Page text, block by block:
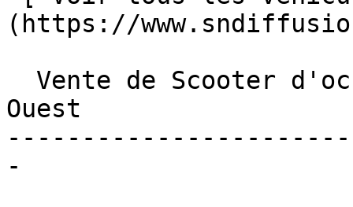
(https://
Ouest
-